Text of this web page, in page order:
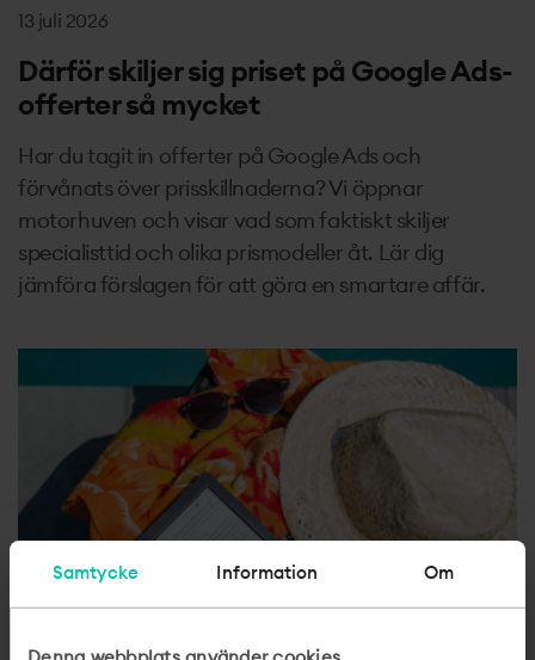
Samtycke Information Om
13 juli 2026
Därför skiljer sig priset på Google Ads-
offerter så mycket
Har du tagit in offerter på Google Ads och
förvånats över prisskillnaderna? Vi öppnar
motorhuven och visar vad som faktiskt skiljer
specialisttid och olika prismodeller åt. Lär dig
jämföra förslagen för att göra en smartare affär.